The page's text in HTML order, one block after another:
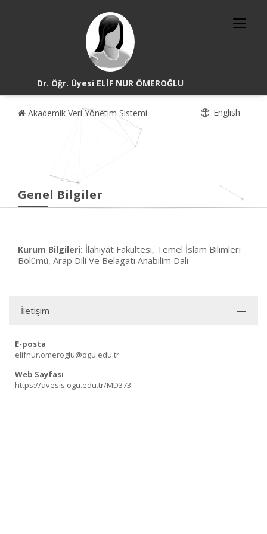
Dr. Öğr. Üyesi ELİF NUR ÖMEROĞLU
Akademik Veri Yönetim Sistemi English
Genel Bilgiler
Kurum Bilgileri: İlahiyat Fakültesi, Temel İslam Bilimleri
Bölümü, Arap Dili Ve Belagatı Anabilim Dalı
İletişim
E-posta
elifnur.omeroglu@ogu.edu.tr
Web Sayfası
https://avesis.ogu.edu.tr/MD373